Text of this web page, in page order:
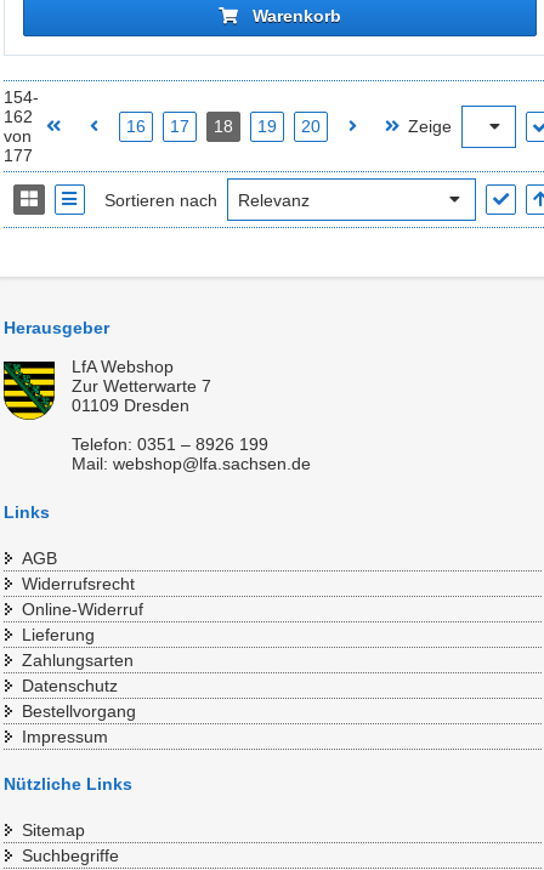
Warenkorb
154-
162
von
177
16 17 18 19 20 Zeige
Sortieren nach
Herausgeber
LfA Webshop
Zur Wetterwarte 7
01109 Dresden
Telefon: 0351 – 8926 199
Mail: webshop@lfa.sachsen.de
Links
AGB
Widerrufsrecht
Online-Widerruf
Lieferung
Zahlungsarten
Datenschutz
Bestellvorgang
Impressum
Nützliche Links
Sitemap
Suchbegriffe